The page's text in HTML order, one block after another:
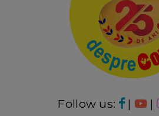
Follow us: | |